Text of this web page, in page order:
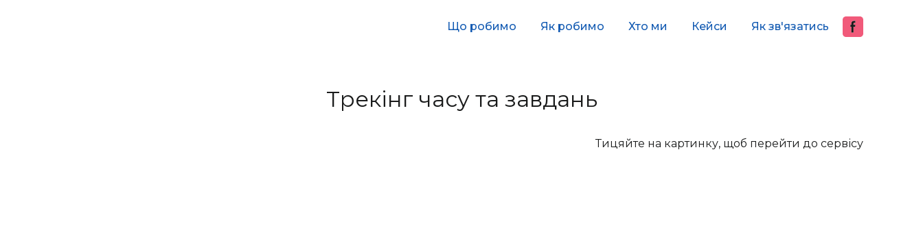
Що робимо Як робимо Хто ми Кейси Як зв'язатись
Трекінг часу та завдань
Тицяйте на картинку, щоб перейти до сервісу